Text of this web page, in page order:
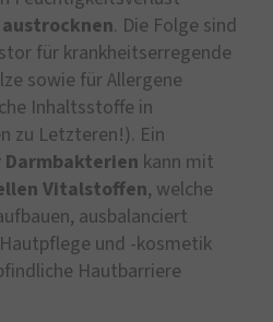
austrocknen. Die Folge sind
für krankheitserregende
sowie für Allergene
Inhaltsstoffe in
zu Letzteren!). Ein
kann mit
Vitalstoffen, welche
ausbalanciert
und -kosmetik
Hautbarriere